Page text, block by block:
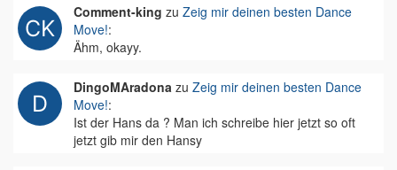
Comment-king zu Zeig mir deinen besten Dance
Move!:
Ähm, okayy.
DingoMAradona zu Zeig mir deinen besten Dance
Move!:
Ist der Hans da ? Man ich schreibe hier jetzt so oft
jetzt gib mir den Hansy